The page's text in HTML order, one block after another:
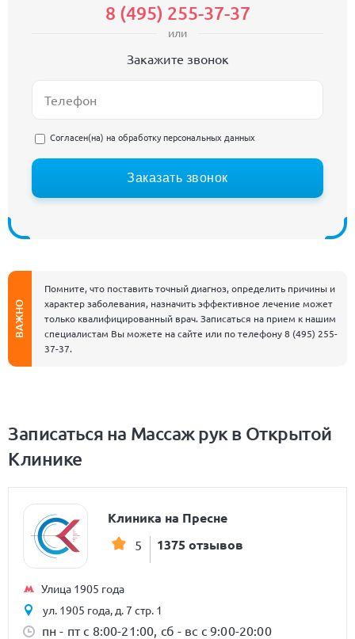
8 (495) 255-37-37
или
Закажите звонок
Согласен(на) на обработку персональных данных
Заказать звонок
ВАЖНО
Помните, что поставить точный диагноз, определить причины и
характер заболевания, назначить эффективное лечение может
только квалифицированный врач. Записаться на прием к нашим
специалистам Вы можете на сайте или по телефону8 (495) 255-
37-37.
Записаться на Массаж рук в Открытой
Клинике
Клиника на Пресне
5 1375 отзывов
Улица 1905 года
ул. 1905 года, д. 7 стр. 1
пн - пт с 8:00-21:00, сб - вс с 9:00-20:00